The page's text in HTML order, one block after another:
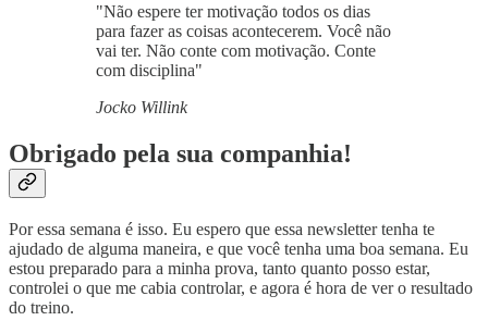
"Não espere ter motivação todos os dias
para fazer as coisas acontecerem. Você não
vai ter. Não conte com motivação. Conte
com disciplina"
Jocko Willink
Obrigado pela sua companhia!
Por essa semana é isso. Eu espero que essa newsletter tenha te
ajudado de alguma maneira, e que você tenha uma boa semana. Eu
estou preparado para a minha prova, tanto quanto posso estar,
controlei o que me cabia controlar, e agora é hora de ver o resultado
do treino.